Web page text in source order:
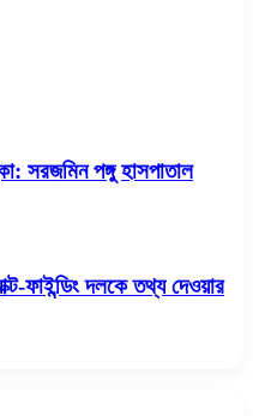
সরজমিন পঙ্গু হাসপাতাল
ফাইন্ডিং দলকে তথ্য দেওয়ার